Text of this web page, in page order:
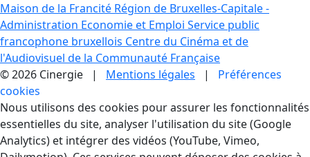
Maison de la Francité Région de Bruxelles-Capitale -
Administration Economie et Emploi Service public
francophone bruxellois Centre du Cinéma et de
l'Audiovisuel de la Communauté Française
© 2026 Cinergie | Mentions légales | Préférences
cookies
Gestion des Cookies
Nous utilisons des cookies pour assurer les fonctionnalités
essentielles du site, analyser l'utilisation du site (Google
Analytics) et intégrer des vidéos (YouTube, Vimeo,